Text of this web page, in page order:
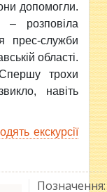
допомогли.
– розповіла
прес-служби
області.
трохи
навіть
екскурсії
Позначення: